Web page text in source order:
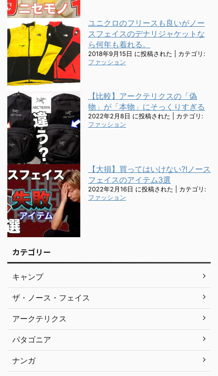
ユニクロのフリースも良いがノー
スフェイスのデナリジャケットな
ら何年も着れる。
2018年9月15日 に投稿された
カテゴリ:
ファッション
【比較】アークテリクスの「偽
物」が「本物」にそっくりすぎる
2022年2月8日 に投稿された
カテゴリ:
ファッション
【大損】買ってはいけない?!ノース
フェイスのアイテム3選
2022年2月16日 に投稿された
カテゴリ:
ファッション
カテゴリー
キャンプ
ザ・ノース・フェイス
アークテリクス
パタゴニア
ナンガ